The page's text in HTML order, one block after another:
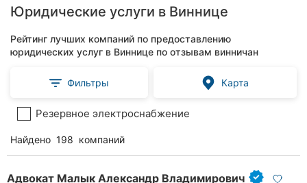
Юридические услуги в Виннице
Рейтинг лучших компаний по предоставлению
юридических услуг в Виннице по отзывам винничан
Фильтры Карта
Резервное электроснабжение
Найдено 198 компаний
Адвокат Малык Александр Владимирович